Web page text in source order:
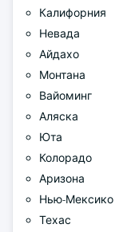
Калифорния
Невада
Айдахо
Монтана
Вайоминг
Аляска
Юта
Колорадо
Аризона
Нью-Мексико
Техас